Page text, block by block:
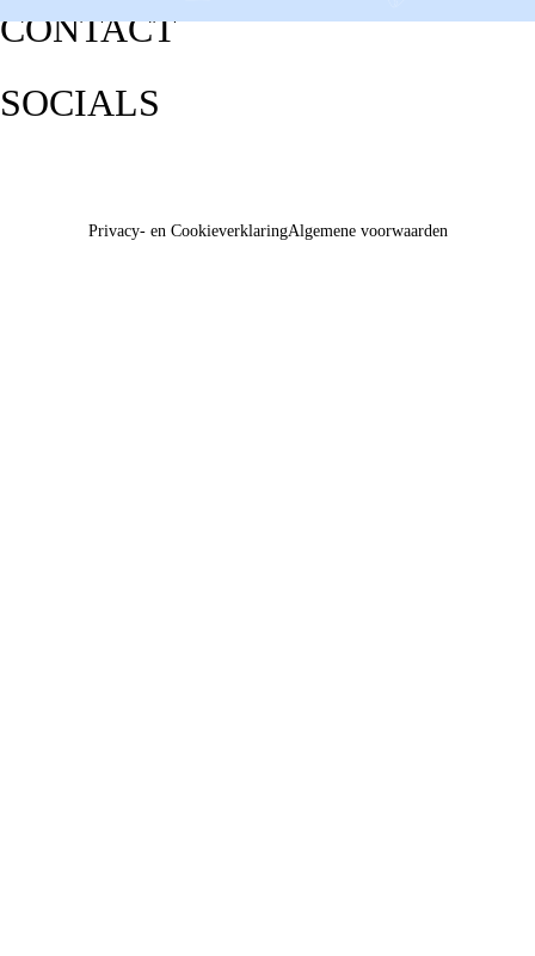
CONTACT
SOCIALS
Privacy- en CookieverklaringAlgemene voorwaarden